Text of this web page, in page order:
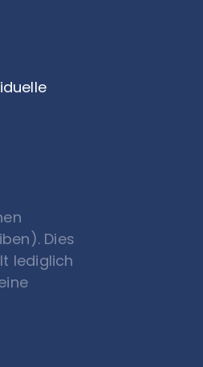
Dies
lediglich